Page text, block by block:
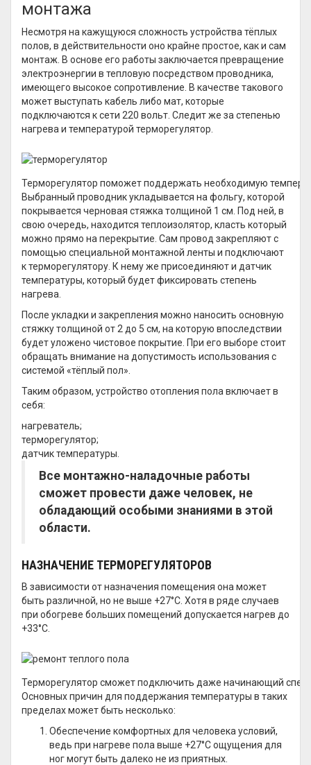
монтажа
Несмотря на кажущуюся сложность устройства тёплых
полов, в действительности оно крайне простое, как и сам
монтаж. В основе его работы заключается превращение
электроэнергии в тепловую посредством проводника,
имеющего высокое сопротивление. В качестве такового
может выступать кабель либо мат, которые
подключаются к сети 220 вольт. Следит же за степенью
нагрева и температурой терморегулятор.
Терморегулятор поможет поддержать необходимую
Выбранный проводник укладывается на фольгу, которой
покрывается черновая стяжка толщиной 1 см. Под ней, в
свою очередь, находится теплоизолятор, класть который
можно прямо на перекрытие. Сам провод закрепляют с
помощью специальной монтажной ленты и подключают
к терморегулятору. К нему же присоединяют и датчик
температуры, который будет фиксировать степень
нагрева.
После укладки и закрепления можно наносить основную
стяжку толщиной от 2 до 5 см, на которую впоследствии
будет уложено чистовое покрытие. При его выборе стоит
обращать внимание на допустимость использования с
системой «тёплый пол».
Таким образом, устройство отопления пола включает в
себя:
нагреватель;
терморегулятор;
датчик температуры.
Все монтажно-наладочные работы
сможет провести даже человек, не
обладающий особыми знаниями в этой
области.
НАЗНАЧЕНИЕ ТЕРМОРЕГУЛЯТОРОВ
В зависимости от назначения помещения она может
быть различной, но не выше +27°С. Хотя в ряде случаев
при обогреве больших помещений допускается нагрев до
+33°С.
Терморегулятор сможет подключить даже начинающий
Основных причин для поддержания температуры в таких
пределах может быть несколько:
Обеспечение комфортных для человека условий,
ведь при нагреве пола выше +27°С ощущения для
ног могут быть далеко не из приятных.